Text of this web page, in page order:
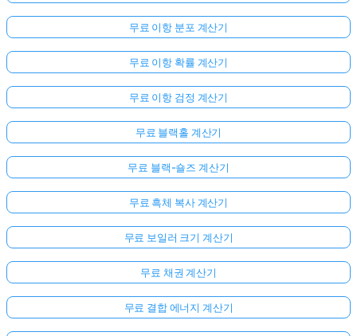
아
무료 이항 분포 계산기
무료 이항 확률 계산기
무료 이항 검정 계산기
무료 블랙홀 계산기
무료 블랙-숄즈 계산기
무료 흑체 복사 계산기
무료 보일러 크기 계산기
무료 채권 계산기
무료 결합 에너지 계산기